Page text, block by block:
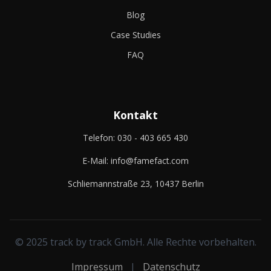
Blog
Case Studies
FAQ
Kontakt
Telefon: 030 - 403 665 430
E-Mail: info@famefact.com
Schliemannstraße 23, 10437 Berlin
© 2025 track by track GmbH. Alle Rechte vorbehalten.
Impressum
| Datenschutz